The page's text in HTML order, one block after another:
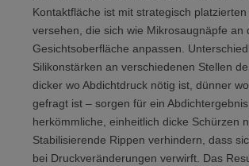
Kontaktfläche ist mit strategisch
versehen, die sich wie Mikrosaugnäpfe an
Gesichtsoberfläche anpassen.
Silikonstärken an verschiedenen Stellen
dicker wo Abdichtdruck nötig ist, dünner
gefragt ist – sorgen für ein
herkömmliche, einheitlich dicke Schürzen
Stabilisierende Rippen verhindern, dass
bei Druckveränderungen verwirft. Das